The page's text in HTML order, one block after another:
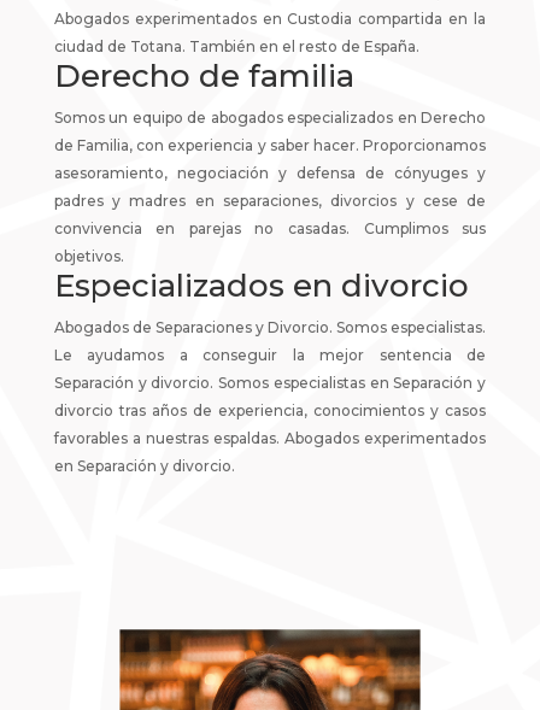
Abogados experimentados en Custodia compartida en la
ciudad de Totana. También en el resto de España.
Derecho de familia
Somos un equipo de abogados especializados en Derecho
de Familia, con experiencia y saber hacer. Proporcionamos
asesoramiento, negociación y defensa de cónyuges y
padres y madres en separaciones, divorcios y cese de
convivencia en parejas no casadas. Cumplimos sus
objetivos.
Especializados en divorcio
Abogados de Separaciones y Divorcio. Somos especialistas.
Le ayudamos a conseguir la mejor sentencia de
Separación y divorcio. Somos especialistas en Separación y
divorcio tras años de experiencia, conocimientos y casos
favorables a nuestras espaldas. Abogados experimentados
en Separación y divorcio.